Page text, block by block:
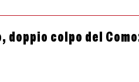
doppio colpo del